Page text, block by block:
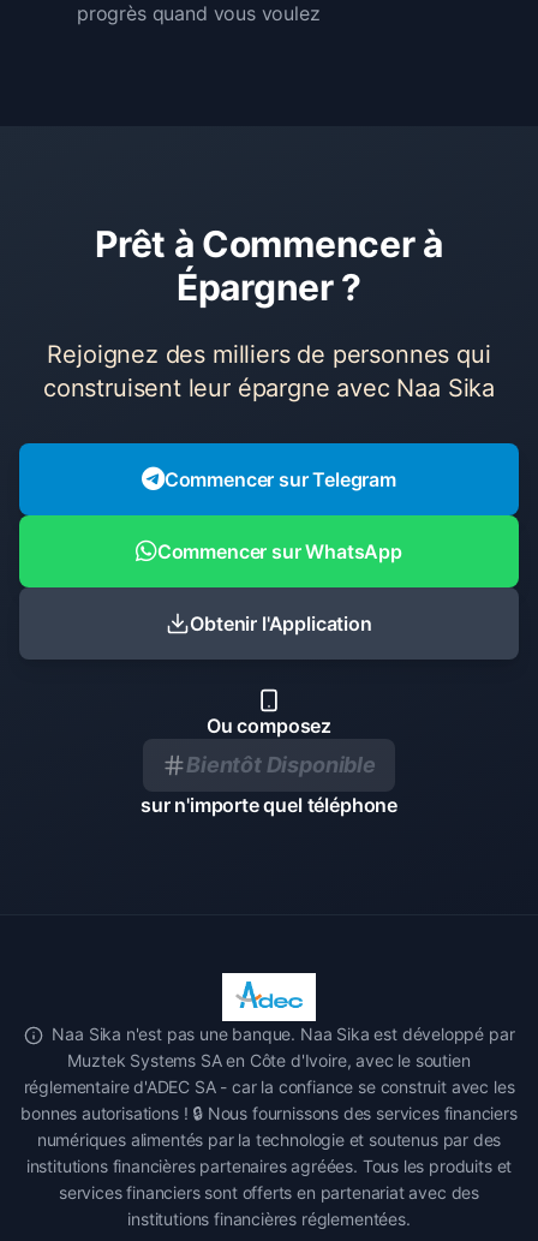
progrès quand vous voulez
Prêt à Commencer à
Épargner ?
Rejoignez des milliers de personnes qui
construisent leur épargne avec Naa Sika
Commencer sur Telegram
Commencer sur WhatsApp
Obtenir l'Application
Ou composez
Bientôt Disponible
sur n'importe quel téléphone
Naa Sika n'est pas une banque. Naa Sika est développé par
Muztek Systems SA en Côte d'Ivoire, avec le soutien
réglementaire d'ADEC SA - car la confiance se construit avec les
bonnes autorisations ! 🔒 Nous fournissons des services financiers
numériques alimentés par la technologie et soutenus par des
institutions financières partenaires agréées. Tous les produits et
services financiers sont offerts en partenariat avec des
institutions financières réglementées.